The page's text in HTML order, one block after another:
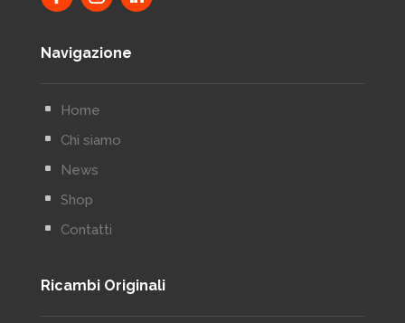
Navigazione
^ Home
^ Chi siamo
^ News
^ Shop
^ Contatti
Ricambi Originali